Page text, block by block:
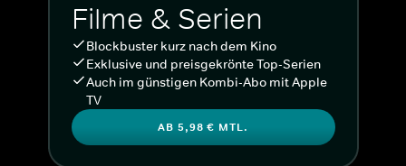
Filme & Serien
Blockbuster kurz nach dem Kino
Exklusive und preisgekrönte Top-Serien
Auch im günstigen Kombi-Abo mit Apple
TV
AB 5,98 € MTL.